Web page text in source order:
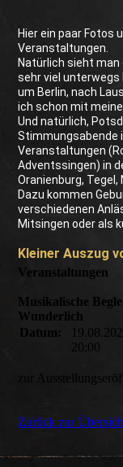
Hier ein paar Fotos
Veranstaltungen.
Natürlich sieht man
sehr viel unterwegs
um Berlin, nach
ich schon mit
Und natürlich,
Stimmungsabende
Veranstaltungen
Adventssingen) in
Oranienburg, Tegel,
Dazu kommen
verschiedenen
Mitsingen oder als
Kleiner Auszug
Veranstaltungen
Musikalische
Wunderlich
Datum:
20:00
zur
Zurück zur